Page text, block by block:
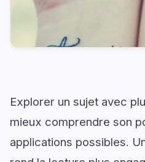
Explorer un sujet avec
mieux comprendre son
applications possibles.